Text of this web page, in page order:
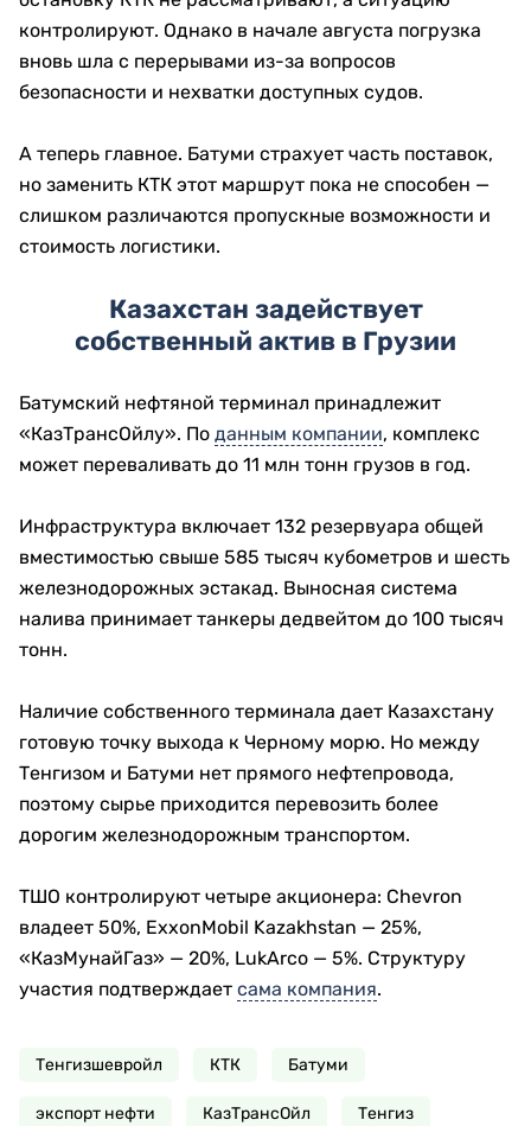
контролируют. Однако в начале августа погрузка
вновь шла с перерывами из-за вопросов
безопасности и нехватки доступных судов.
А теперь главное. Батуми страхует часть поставок,
но заменить КТК этот маршрут пока не способен —
слишком различаются пропускные возможности и
стоимость логистики.
Казахстан задействует
собственный актив в Грузии
Батумский нефтяной терминал принадлежит
«КазТрансОйлу». По данным компании, комплекс
может переваливать до 11 млн тонн грузов в год.
Инфраструктура включает 132 резервуара общей
вместимостью свыше 585 тысяч кубометров и шесть
железнодорожных эстакад. Выносная система
налива принимает танкеры дедвейтом до 100 тысяч
тонн.
Наличие собственного терминала дает Казахстану
готовую точку выхода к Черному морю. Но между
Тенгизом и Батуми нет прямого нефтепровода,
поэтому сырье приходится перевозить более
дорогим железнодорожным транспортом.
ТШО контролируют четыре акционера: Chevron
владеет 50%, ExxonMobil Kazakhstan — 25%,
«КазМунайГаз» — 20%, LukArco — 5%. Структуру
участия подтверждает сама компания.
Тенгизшевройл КТК Батуми
экспорт нефти КазТрансОйл Тенгиз